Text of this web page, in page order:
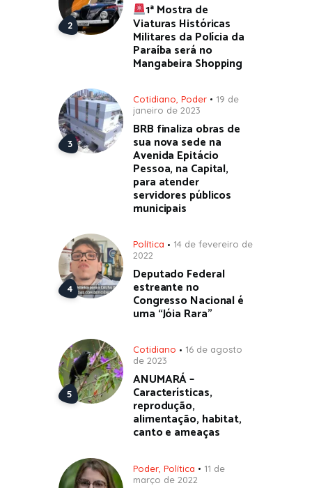
1ª Mostra de
Viaturas Históricas
Militares da Polícia da
Paraíba será no
Mangabeira Shopping
Cotidiano Poder
19 de
janeiro de 2023
BRB finaliza obras de
sua nova sede na
Avenida Epitácio
Pessoa, na Capital,
para atender
servidores públicos
municipais
Política
14 de fevereiro de
2022
Deputado Federal
estreante no
Congresso Nacional é
uma “Jóia Rara”
Cotidiano
16 de agosto
de 2023
ANUMARÁ –
Características,
reprodução,
alimentação, habitat,
canto e ameaças
Poder Política
11 de
março de 2022